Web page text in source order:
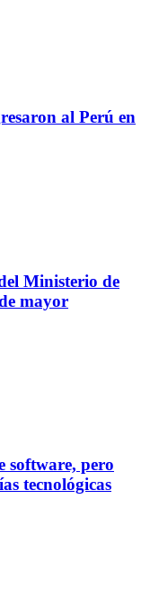
al Perú en
Ministerio de
mayor
software, pero
tecnológicas